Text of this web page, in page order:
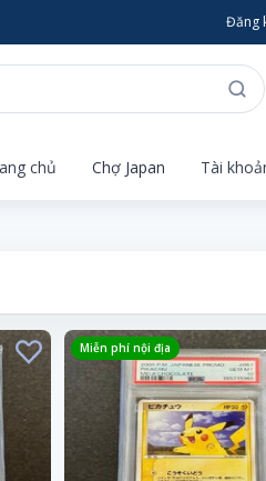
Đăng
chủ Chợ Japan Tài
Miễn phí nội địa